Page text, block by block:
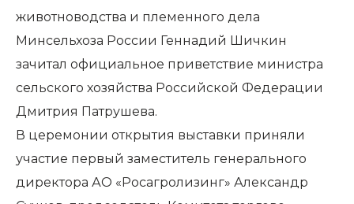
животноводства и племенного дела
Минсельхоза России Геннадий Шичкин
зачитал официальное приветствие министра
сельского хозяйства Российской Федерации
Дмитрия Патрушева.
В церемонии открытия выставки приняли
участие первый заместитель генерального
директора АО «Росагролизинг» Александр